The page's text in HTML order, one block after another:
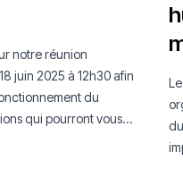
notre réunion
juin 2025 à 12h30 afin
du
qui pourront vous